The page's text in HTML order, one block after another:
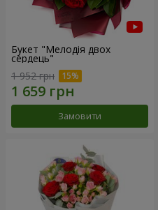
Букет "Мелодія двох
сердець"
1 952 грн
Замовити